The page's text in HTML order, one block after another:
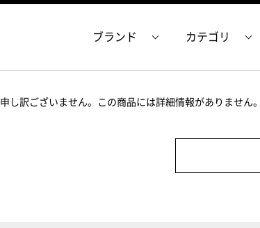
ブランド カテゴリ
申し訳ございません。この商品には詳細情報がありません。